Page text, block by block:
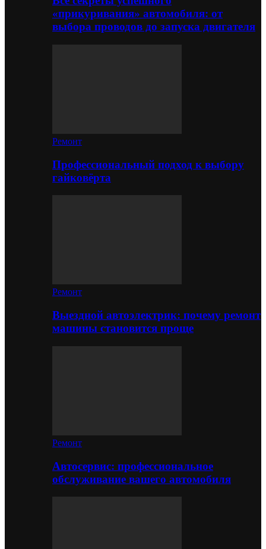
«прикуривания» автомобиля: от
выбора проводов до запуска двигателя
Ремонт
Профессиональный подход к выбору
гайковёрта
Ремонт
Выездной автоэлектрик: почему ремонт
машины становится проще
Ремонт
Автосервис: профессиональное
обслуживание вашего автомобиля